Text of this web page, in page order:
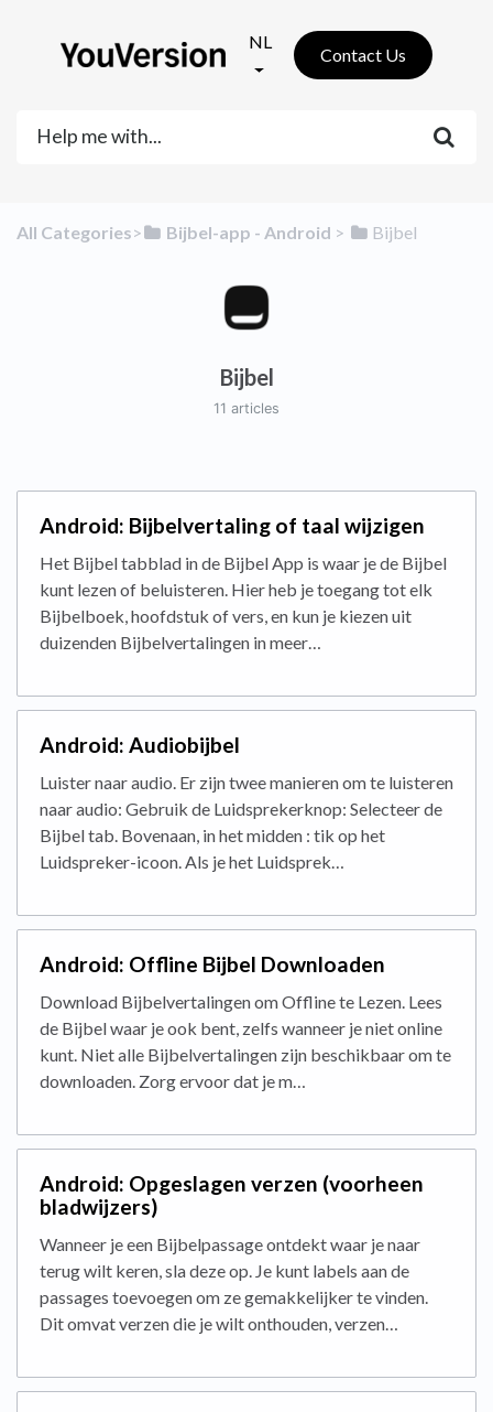
NL
Contact Us
All Categories​>​ ​Bijbel-app - Android ​ > ​ ​Bijbel
Bijbel
11 articles
Android: Bijbelvertaling of taal wijzigen
Het Bijbel tabblad in de Bijbel App is waar je de Bijbel
kunt lezen of beluisteren. Hier heb je toegang tot elk
Bijbelboek, hoofdstuk of vers, en kun je kiezen uit
duizenden Bijbelvertalingen in meer…
Android: Audiobijbel
Luister naar audio. Er zijn twee manieren om te luisteren
naar audio: Gebruik de Luidsprekerknop: Selecteer de
Bijbel tab. Bovenaan, in het midden : tik op het
Luidspreker-icoon. Als je het Luidsprek…
Android: Offline Bijbel Downloaden
Download Bijbelvertalingen om Offline te Lezen. Lees
de Bijbel waar je ook bent, zelfs wanneer je niet online
kunt. Niet alle Bijbelvertalingen zijn beschikbaar om te
downloaden. Zorg ervoor dat je m…
Android: Opgeslagen verzen (voorheen
bladwijzers)
Wanneer je een Bijbelpassage ontdekt waar je naar
terug wilt keren, sla deze op. Je kunt labels aan de
passages toevoegen om ze gemakkelijker te vinden.
Dit omvat verzen die je wilt onthouden, verzen…